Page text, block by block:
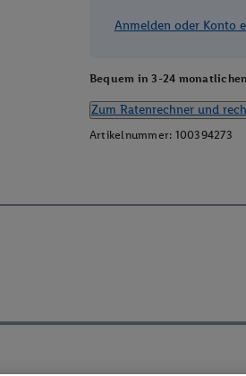
Anmelden oder Konto
Bequem in 3-24
Zum Ratenrechner und
Artikelnummer: 100394273